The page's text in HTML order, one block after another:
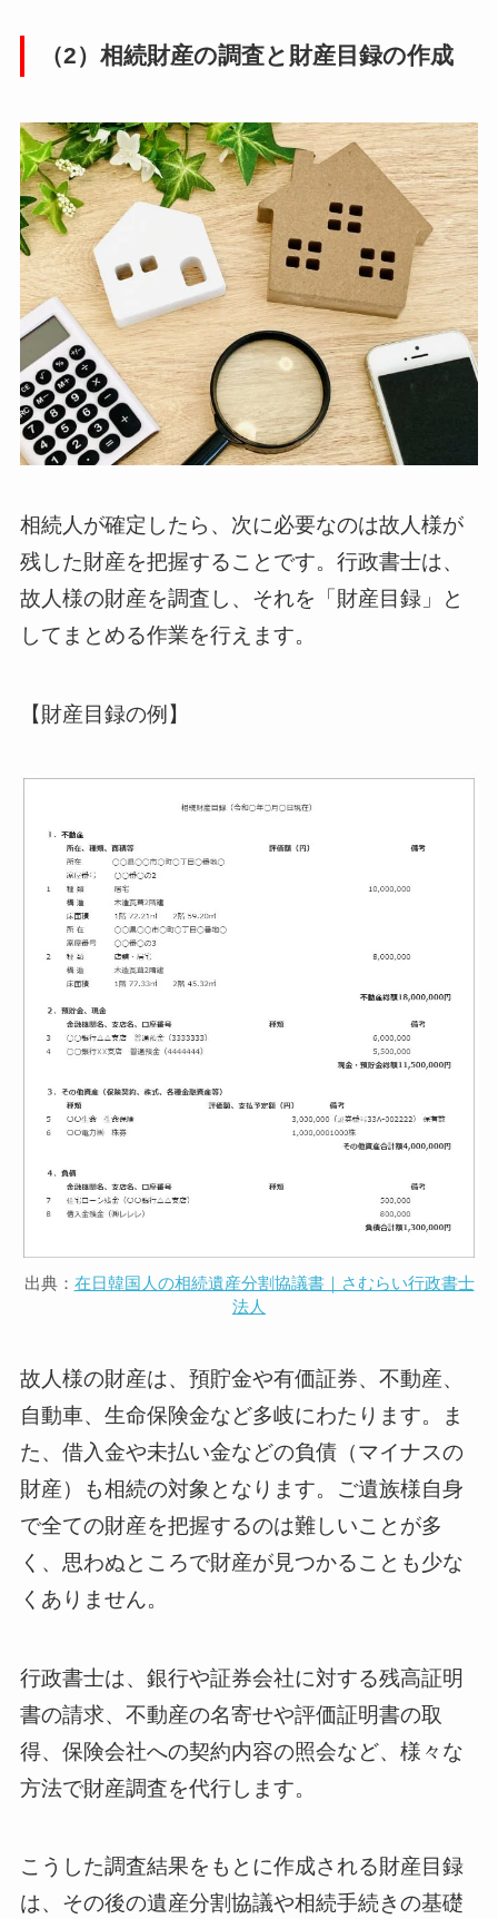
（2）相続財産の調査と財産目録の作成
相続人が確定したら、次に必要なのは故人様が
残した財産を把握することです。行政書士は、
故人様の財産を調査し、それを「財産目録」と
してまとめる作業を行えます。
【財産目録の例】
出典： 在日韓国人の相続遺産分割協議書｜さむらい行政書士
法人
故人様の財産は、預貯金や有価証券、不動産、
自動車、生命保険金など多岐にわたります。ま
た、借入金や未払い金などの負債（マイナスの
財産）も相続の対象となります。ご遺族様自身
で全ての財産を把握するのは難しいことが多
く、思わぬところで財産が見つかることも少な
くありません。
行政書士は、銀行や証券会社に対する残高証明
書の請求、不動産の名寄せや評価証明書の取
得、保険会社への契約内容の照会など、様々な
方法で財産調査を代行します。
こうした調査結果をもとに作成される財産目録
は、その後の遺産分割協議や相続手続きの基礎